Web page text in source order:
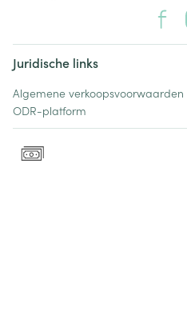
Juridische links
Algemene verkoopsvoorwaarden
ODR-platform